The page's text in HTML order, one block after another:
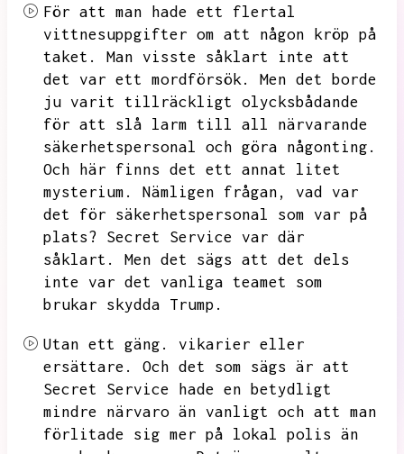
För att man hade ett flertal
vittnesuppgifter om att någon kröp på
taket.
Man visste såklart inte att
det var ett mordförsök.
Men det borde
ju varit tillräckligt olycksbådande
för att slå larm till all närvarande
säkerhetspersonal och göra någonting.
Och här finns det ett annat litet
mysterium.
Nämligen frågan,
vad var
det för säkerhetspersonal som var på
plats?
Secret Service var där
såklart.
Men det sägs att det dels
inte var det vanliga teamet som
brukar skydda Trump.
Utan ett gäng.
vikarier eller
ersättare.
Och det som sägs är att
Secret Service hade en betydligt
mindre närvaro än vanligt och att man
förlitade sig mer på lokal polis än